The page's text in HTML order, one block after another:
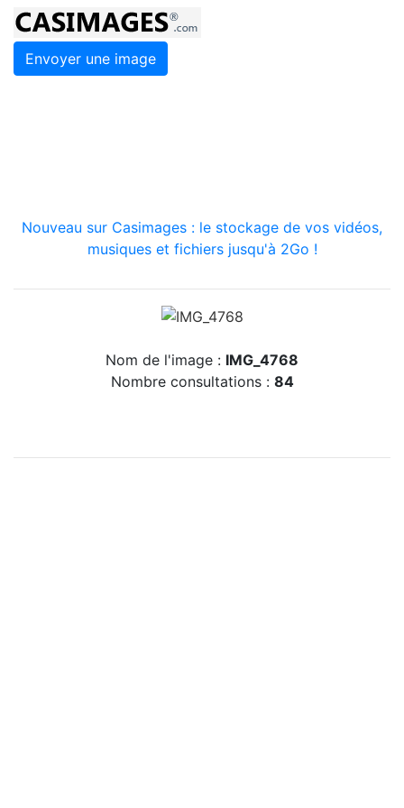
Envoyer une image
Nouveau sur Casimages : le stockage de vos vidéos,
musiques et fichiers jusqu'à 2Go !
Nom de l'image : IMG_4768
Nombre consultations : 84